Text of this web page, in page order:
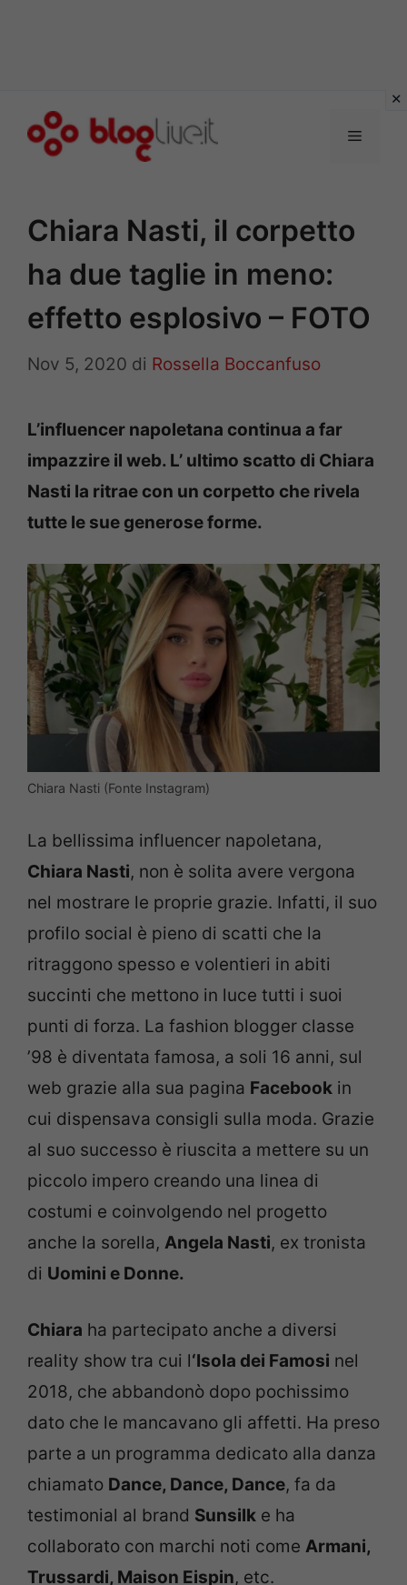
Menu
Chiara Nasti, il corpetto
ha due taglie in meno:
effetto esplosivo – FOTO
Nov 5, 2020 di Rossella Boccanfuso
L’influencer napoletana continua a far
impazzire il web. L’ ultimo scatto di Chiara
Nasti la ritrae con un corpetto che rivela
tutte le sue generose forme.
Chiara Nasti (Fonte Instagram)
La bellissima influencer napoletana,
Chiara Nasti, non è solita avere vergona
nel mostrare le proprie grazie. Infatti, il suo
profilo social è pieno di scatti che la
ritraggono spesso e volentieri in abiti
succinti che mettono in luce tutti i suoi
punti di forza. La fashion blogger classe
’98 è diventata famosa, a soli 16 anni, sul
web grazie alla sua pagina Facebook in
cui dispensava consigli sulla moda. Grazie
al suo successo è riuscita a mettere su un
piccolo impero creando una linea di
costumi e coinvolgendo nel progetto
anche la sorella, Angela Nasti, ex tronista
di Uomini e Donne.
Chiara ha partecipato anche a diversi
reality show tra cui l‘Isola dei Famosi nel
2018, che abbandonò dopo pochissimo
dato che le mancavano gli affetti. Ha preso
parte a un programma dedicato alla danza
chiamato Dance, Dance, Dance, fa da
testimonial al brand Sunsilk e ha
collaborato con marchi noti come Armani,
Trussardi, Maison Eispin, etc.